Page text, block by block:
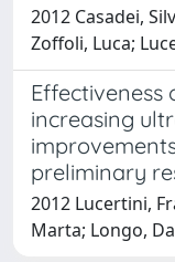
2012 Casadei,
Zoffoli, Luca;
Effectiveness
increasing
preliminary
2012 Lucertini,
Marta; Longo,